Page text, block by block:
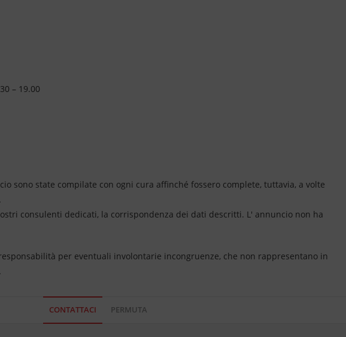
– 19.00
sono state compilate con ogni cura affinché fossero complete, tuttavia, a volte
consulenti dedicati, la corrispondenza dei dati descritti. L' annuncio non ha
per eventuali involontarie incongruenze, che non rappresentano in
CONTATTACI PERMUTA